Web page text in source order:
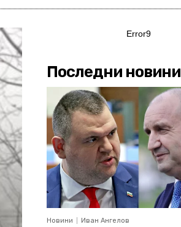
Error9
Последни новини
Новини Иван Ангелов